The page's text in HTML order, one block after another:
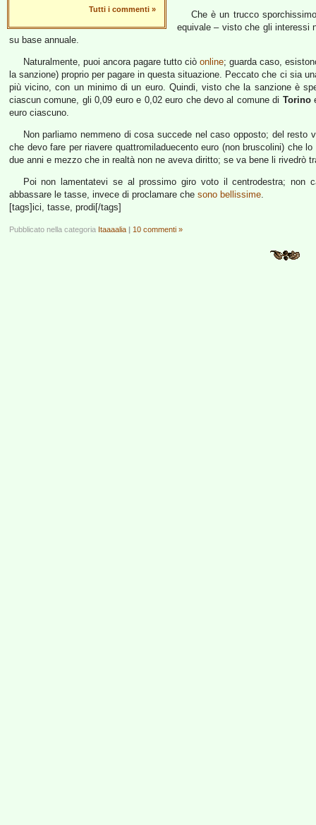
Tutti i commenti »
Che è un trucco
equivale – visto che gli interessi
su base annuale.
Naturalmente, puoi ancora pagare tutto ciò online; guarda caso,
la sanzione) proprio per pagare in questa situazione. Peccato che ci sia
più vicino, con un minimo di un euro. Quindi, visto che la sanzione è
ciascun comune, gli 0,09 euro e 0,02 euro che devo al comune di Torino
euro ciascuno.
Non parliamo nemmeno di cosa succede nel caso opposto; del resto
che devo fare per riavere quattromiladuecento euro (non bruscolini) che
due anni e mezzo che in realtà non ne aveva diritto; se va bene li rivedrò
Poi non lamentatevi se al prossimo giro voto il centrodestra; non
abbassare le tasse, invece di proclamare che sono bellissime.
[tags]ici, tasse, prodi[/tags]
Pubblicato nella categoria Itaaaalia | 10 commenti »